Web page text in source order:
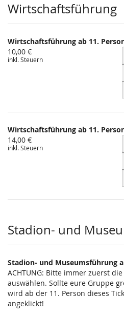
Wirtschaftsführung
Wirtschaftsführung ab 11.
10,00 €
inkl. Steuern
Wirtschaftsführung ab 11.
14,00 €
inkl. Steuern
Stadion- und
Stadion- und Museumsführung
ACHTUNG: Bitte immer zuerst
auswählen. Sollte eure Gruppe
wird ab der 11. Person dieses
angeklickt!